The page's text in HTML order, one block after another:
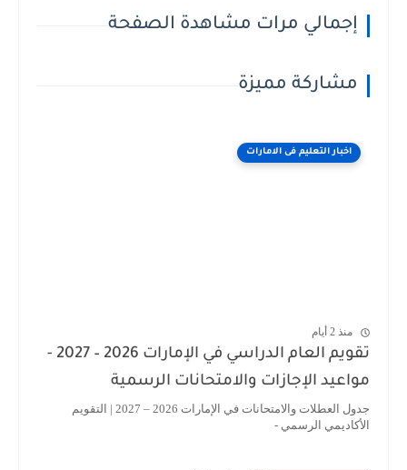
إجمالي مرات مشاهدة الصفحة
مشاركة مميزة
اخبار التعليم فى الامارات
منذ 2 أيام
تقويم العام الدراسي في الإمارات 2026 – 2027 -
مواعيد الإجازات والامتحانات الرسمية
جدول العطلات والامتحانات في الإمارات 2026 – 2027 | التقويم
الأكاديمي الرسمي -